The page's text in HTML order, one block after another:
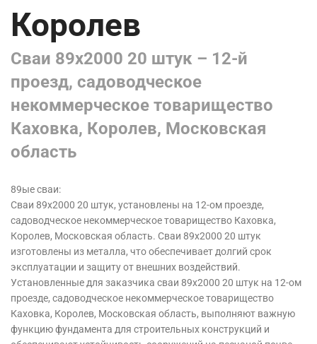
Королев
Сваи 89х2000 20 штук – 12-й
проезд, садоводческое
некоммерческое товарищество
Каховка, Королев, Московская
область
89ые сваи:
Сваи 89х2000 20 штук, установлены на 12-ом проезде,
садоводческое некоммерческое товарищество Каховка,
Королев, Московская область. Сваи 89х2000 20 штук
изготовлены из металла, что обеспечивает долгий срок
эксплуатации и защиту от внешних воздействий.
Установленные для заказчика сваи 89х2000 20 штук на 12-ом
проезде, садоводческое некоммерческое товарищество
Каховка, Королев, Московская область, выполняют важную
функцию фундамента для строительных конструкций и